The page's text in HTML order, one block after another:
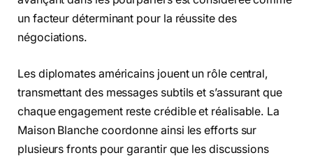
un facteur déterminant pour la réussite des
négociations.
Les diplomates américains jouent un rôle central,
transmettant des messages subtils et s’assurant que
chaque engagement reste crédible et réalisable. La
Maison Blanche coordonne ainsi les efforts sur
plusieurs fronts pour garantir que les discussions